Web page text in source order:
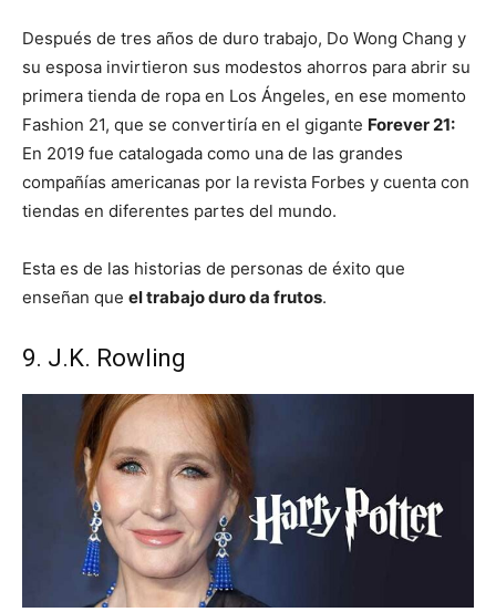
Después de tres años de duro trabajo, Do Wong Chang y
su esposa invirtieron sus modestos ahorros para abrir su
primera tienda de ropa en Los Ángeles, en ese momento
Fashion 21, que se convertiría en el gigante Forever 21:
En 2019 fue catalogada como una de las grandes
compañías americanas por la revista Forbes y cuenta con
tiendas en diferentes partes del mundo.
Esta es de las historias de personas de éxito que
enseñan que el trabajo duro da frutos.
9. J.K. Rowling